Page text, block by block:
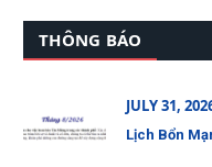
THÔNG BÁO
JULY 31,
Lịch Bổn